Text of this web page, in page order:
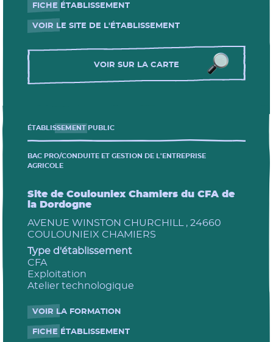
FICHE ÉTABLISSEMENT
- Nouvelle fenêtre
VOIR LE SITE DE L'ÉTABLISSEMENT
- Nouvelle fenêtre
VOIR SUR LA CARTE
ÉTABLISSEMENT PUBLIC
BAC PRO/CONDUITE ET GESTION DE L'ENTREPRISE
AGRICOLE
Site de Coulouniex Chamiers du CFA de
la Dordogne
AVENUE WINSTON CHURCHILL , 24660
COULOUNIEIX CHAMIERS
Type d'établissement
CFA
Exploitation
Atelier technologique
VOIR LA FORMATION
- Nouvelle fenêtre
FICHE ÉTABLISSEMENT
- Nouvelle fenêtre